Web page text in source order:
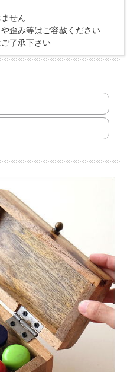
せん
歪み等はご容赦ください
了承下さい